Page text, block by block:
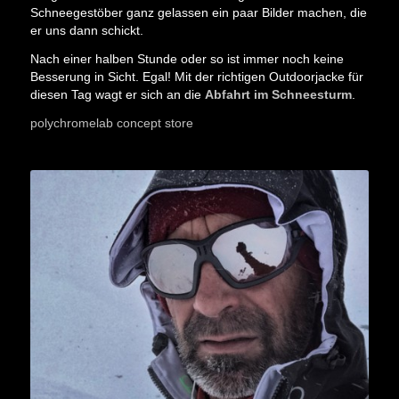
Schneegestöber ganz gelassen ein paar Bilder machen, die
er uns dann schickt.
Nach einer halben Stunde oder so ist immer noch keine
Besserung in Sicht. Egal! Mit der richtigen Outdoorjacke für
diesen Tag wagt er sich an die Abfahrt im Schneesturm.
polychromelab concept store